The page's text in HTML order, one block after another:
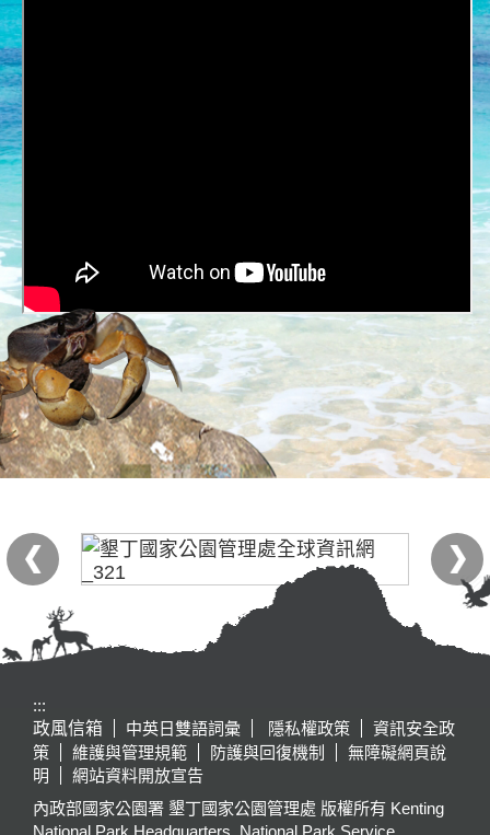
:::
政風信箱
中英日雙語詞彙 隱私權政策
資訊安全政
策
維護與管理規範 防護與回復機制
無障礙網頁說
明
網站資料開放宣告
內政部國家公園署 墾丁國家公園管理處 版權所有 Kenting
National Park Headquarters, National Park Service,